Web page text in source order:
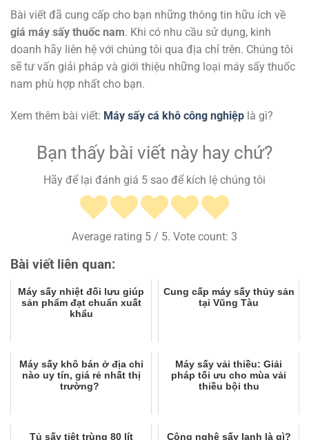
Bài viết đã cung cấp cho bạn những thông tin hữu ích về
giá máy sấy thuốc nam. Khi có nhu cầu sử dụng, kinh
doanh hãy liên hệ với chúng tôi qua địa chỉ trên. Chúng tôi
sẽ tư vấn giải pháp và giới thiệu những loại máy sấy thuốc
nam phù hợp nhất cho bạn.
Xem thêm bài viết: Máy sấy cá khô công nghiệp là gì?
Bạn thấy bài viết này hay chứ?
Hãy để lại đánh giá 5 sao để kích lệ chúng tôi
Average rating 5 / 5. Vote count: 3
Bài viết liên quan:
Máy sấy nhiệt đối lưu giúp
sản phẩm đạt chuẩn xuất
khẩu
Cung cấp máy sấy thủy sản
tại Vũng Tàu
Máy sấy khô bán ở địa chỉ
nào uy tín, giá rẻ nhất thị
trường?
Máy sấy vải thiều: Giải
pháp tối ưu cho mùa vải
thiều bội thu
Tủ sấy tiệt trùng 80 lít Công nghệ sấy lạnh là gì?